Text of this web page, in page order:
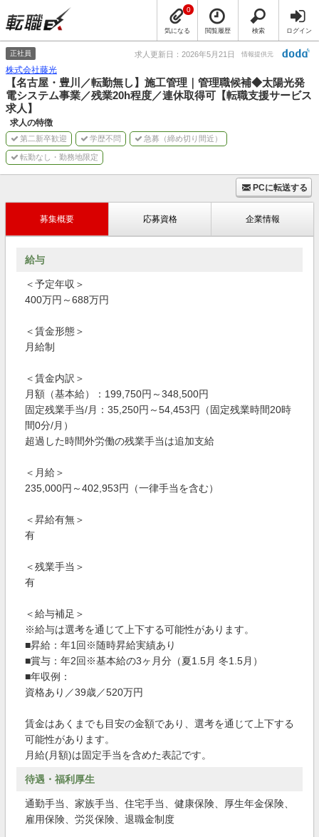
気になる
0
閲覧履歴 検索 ログイン
正社員 求人更新日：2026年5月21日 情報提供元
株式会社藤光
【名古屋・豊川／転勤無し】施工管理｜管理職候補◆太陽光発
電システム事業／残業20h程度／連休取得可【転職支援サービス
求人】
求人の特徴
第二新卒歓迎 学歴不問 急募（締め切り間近）
転勤なし・勤務地限定
PCに転送する
募集概要 応募資格 企業情報
給与
＜予定年収＞
400万円～688万円
＜賃金形態＞
月給制
＜賃金内訳＞
月額（基本給）：199,750円～348,500円
固定残業手当/月：35,250円～54,453円（固定残業時間20時
間0分/月）
超過した時間外労働の残業手当は追加支給
＜月給＞
235,000円～402,953円（一律手当を含む）
＜昇給有無＞
有
＜残業手当＞
有
＜給与補足＞
※給与は選考を通じて上下する可能性があります。
■昇給：年1回※随時昇給実績あり
■賞与：年2回※基本給の3ヶ月分（夏1.5月 冬1.5月）
■年収例：
資格あり／39歳／520万円
賃金はあくまでも目安の金額であり、選考を通じて上下する
可能性があります。
月給(月額)は固定手当を含めた表記です。
待遇・福利厚生
通勤手当、家族手当、住宅手当、健康保険、厚生年金保険、
雇用保険、労災保険、退職金制度